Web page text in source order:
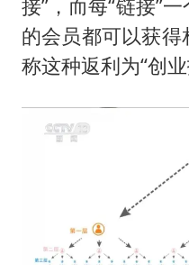
接”，而每“链接”
的会员都可以获
称这种返利为“创业